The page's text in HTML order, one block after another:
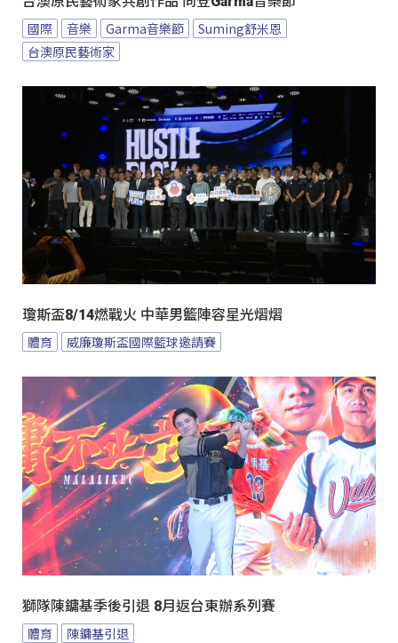
國際 音樂 Garma音樂節
Suming舒米恩
台澳原民藝術家
瓊斯盃8/14燃戰火 中華男籃陣容星光熠熠
體育 威廉瓊斯盃國際籃球邀請賽
獅隊陳鏞基季後引退 8月返台東辦系列賽
體育 陳鏞基引退